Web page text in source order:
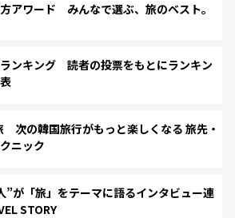
アワード みんなで選ぶ、旅のベスト。
ンキング 読者の投票をもとにランキン
次の韓国旅行がもっと楽しくなる 旅先・
ニック
”が「旅」をテーマに語るインタビュー連
STORY